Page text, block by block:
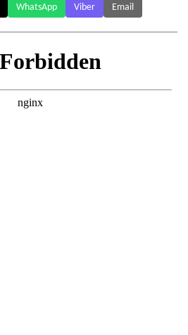
WhatsApp Viber Email